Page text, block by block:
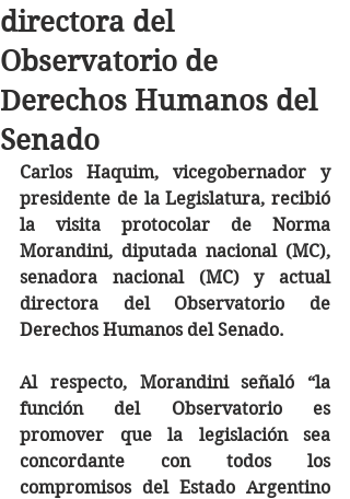
directora del
Observatorio de
Derechos Humanos del
Senado
Carlos Haquim, vicegobernador y
presidente de la Legislatura, recibió
la visita protocolar de Norma
Morandini, diputada nacional (MC),
senadora nacional (MC) y actual
directora del Observatorio de
Derechos Humanos del Senado.
Al respecto, Morandini señaló “la
función del Observatorio es
promover que la legislación sea
concordante con todos los
compromisos del Estado Argentino